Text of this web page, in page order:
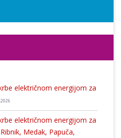
električnom energijom za
električnom energijom za
Medak, Papuča,